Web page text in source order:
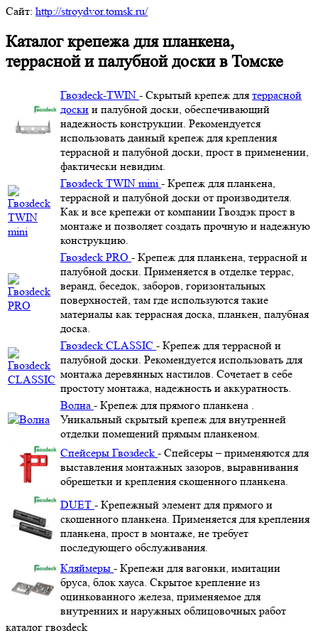
Сайт: http://stroydvor.tomsk.ru/
Каталог крепежа для планкена,
террасной и палубной доски в Томске
Гвозdeck-TWIN - Скрытый крепеж для террасной
доски и палубной доски, обеспечивающий
надежность конструкции. Рекомендуется
использовать данный крепеж для крепления
террасной и палубной доски, прост в применении,
фактически невидим.
Гвозdeck TWIN mini - Крепеж для планкена,
террасной и палубной доски от производителя.
Как и все крепежи от компании Гвоздэк прост в
монтаже и позволяет создать прочную и надежную
конструкцию.
Гвозdeck PRO - Крепеж для планкена, террасной и
палубной доски. Применяется в отделке террас,
веранд, беседок, заборов, горизонтальных
поверхностей, там где используются такие
материалы как террасная доска, планкен, палубная
доска.
Гвозdeck CLASSIC - Крепеж для террасной и
палубной доски. Рекомендуется использовать для
монтажа деревянных настилов. Сочетает в себе
простоту монтажа, надежность и аккуратность.
Волна - Крепеж для прямого планкена .
Уникальный скрытый крепеж для внутренней
отделки помещений прямым планкеном.
Спейсеры Гвозdeck - Спейсеры – применяются для
выставления монтажных зазоров, выравнивания
обрешетки и крепления скошенного планкена.
DUET - Крепежный элемент для прямого и
скошенного планкена. Применяется для крепления
планкена, прост в монтаже, не требует
последующего обслуживания.
Кляймеры - Крепежи для вагонки, имитации
бруса, блок хауса. Скрытое крепление из
оцинкованного железа, применяемое для
внутренних и наружных облицовочных работ
каталог гвозdeck